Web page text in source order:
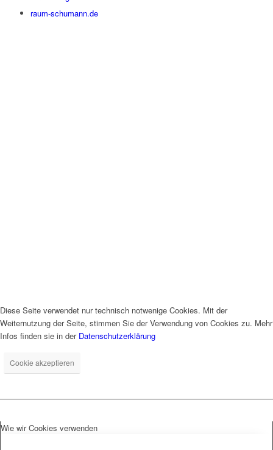
raum-schumann.de
Diese Seite verwendet nur technisch notwenige Cookies. Mit der
Weiternutzung der Seite, stimmen Sie der Verwendung von Cookies zu. Mehr
Infos finden sie in der Datenschutzerklärung
Cookie akzeptieren
Wie wir Cookies verwenden